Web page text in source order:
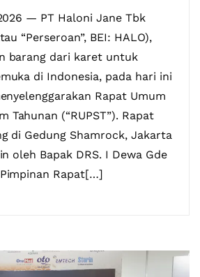
— PT Haloni Jane Tbk
“Perseroan”, BEI: HALO),
barang dari karet untuk
di Indonesia, pada hari ini
Rapat Umum
Tahunan (“RUPST”). Rapat
di Gedung Shamrock, Jakarta
oleh Bapak DRS. I Dewa Gde
Rapat[…]